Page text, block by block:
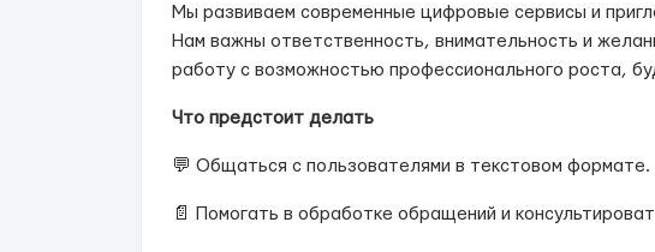
Мы развиваем современные цифровые сервисы и
Нам важны ответственность, внимательность и
работу с возможностью профессионального роста,
Что предстоит делать
💬 Общаться с пользователями в текстовом формате.
📄 Помогать в обработке обращений и